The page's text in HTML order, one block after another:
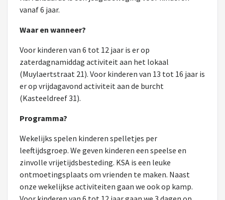
vanaf 6 jaar.
Waar en wanneer?
Voor kinderen van 6 tot 12 jaar is er op
zaterdagnamiddag activiteit aan het lokaal
(Muylaertstraat 21). Voor kinderen van 13 tot 16 jaar is
er op vrijdagavond activiteit aan de burcht
(Kasteeldreef 31).
Programma?
Wekelijks spelen kinderen spelletjes per
leeftijdsgroep. We geven kinderen een speelse en
zinvolle vrijetijdsbesteding. KSA is een leuke
ontmoetingsplaats om vrienden te maken. Naast
onze wekelijkse activiteiten gaan we ook op kamp.